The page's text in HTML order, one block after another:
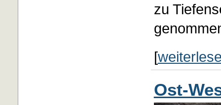
zu
[
Ost-